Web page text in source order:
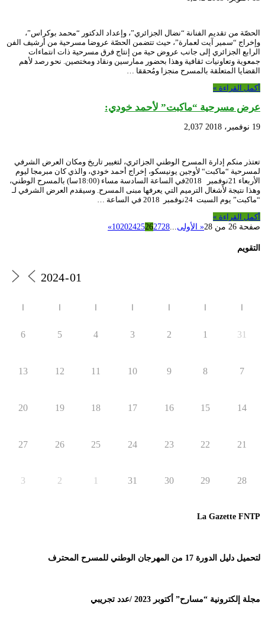
الحصّة من تقديم الفنانة “نضال الجزائري”، وإعداد الدكتور “محمد بوكراس”،
وإخراج “سمير آيت لعمارة”، حيث تتضمن الحصّة عروضا مسرحية من أرشيف الفن
الرابع الجزائري إلى جانب عروض حية من إنتاج فرق مسرحية ذات انتماءات
جمعوية وتعاونيات ثقافية وهذا بحضور ممارسين ونقاد ومختصين. نحو رصد لأهم
القضايا المتعلقة بالمسرح منجزا ومُحققا …
أكمل القراءة »
عرض مسرحية “ماكبت” لأحمد خودي:
19 نوفمبر، 2018 2,037
تعتذر منكم إدارة المسرح الوطني الجزائري، لتغيير تاريخ ومكان العرض الشرفي
لمسرحية “ماكبت“ لأوجين يونيسكو، إخراج أحمد خودي، والذي كان مبرمجا ليوم
الأربعاء 21نوفمبر 2018في الساعة السادسة مساء (18:00سا) بالمسرح الوطني،
وهذا نتيجة لأشغال الترميم التي يعرفها مبنى المسرح. وسيقدم العرض الشرفي لـ
“ماكبت” يوم السبت 24نوفمبر 2018 في الساعة …
أكمل القراءة »
صفحة 26 من 28
« الأولى...
10202425262728
»
التقويم
ا ا ا ا ا ا ا
31
1
2
3
4
5
6
7
8
9
10
11
12
13
14
15
16
17
18
19
20
21
22
23
24
25
26
27
28
29
30
31
1
2
3
La Gazette FNTP
لتحميل دليل الدورة 17 من المهرجان الوطني للمسرح المحترف
مجلة إلكترونية “مسارح” أكتوبر 2023 /عدد تجريبي